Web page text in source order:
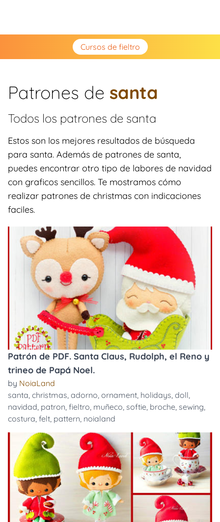
Cursos de fieltro
Patrones de santa
Todos los patrones de santa
Estos son los mejores resultados de búsqueda
para santa. Además de patrones de santa,
puedes encontrar otro tipo de labores de navidad
con graficos sencillos. Te mostramos cómo
realizar patrones de christmas con indicaciones
faciles.
Patrón de PDF. Santa Claus, Rudolph, el Reno y
trineo de Papá Noel.
by NoiaLand
santa, christmas, adorno, ornament, holidays, doll,
navidad, patron, fieltro, muñeco, softie, broche, sewing,
costura, felt, pattern, noialand